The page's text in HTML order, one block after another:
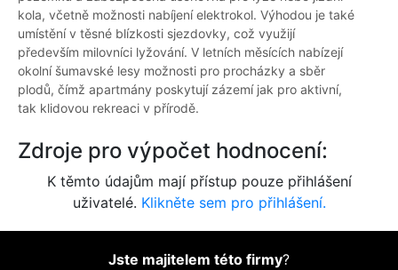
kola, včetně možnosti nabíjení elektrokol. Výhodou je také
umístění v těsné blízkosti sjezdovky, což využijí
především milovníci lyžování. V letních měsících nabízejí
okolní šumavské lesy možnosti pro procházky a sběr
plodů, čímž apartmány poskytují zázemí jak pro aktivní,
tak klidovou rekreaci v přírodě.
Zdroje pro výpočet hodnocení:
K těmto údajům mají přístup pouze přihlášení
uživatelé. Klikněte sem pro přihlášení.
Jste majitelem této firmy?